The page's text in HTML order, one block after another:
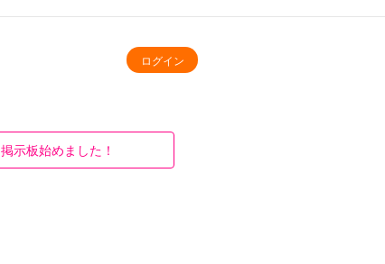
ログイン
掲示板始めました！